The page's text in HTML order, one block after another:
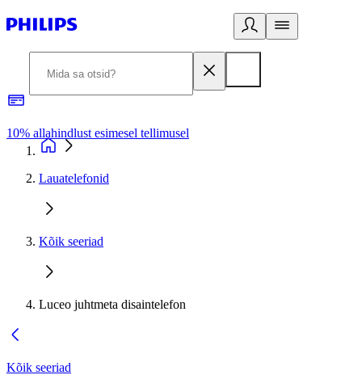
10% allahindlust esimesel tellimusel
Lauatelefonid
Kõik seeriad
Luceo juhtmeta disaintelefon
Kõik seeriad